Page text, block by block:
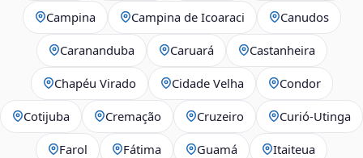
Campina Campina de Icoaraci Canudos
Carananduba Caruará Castanheira
Chapéu Virado Cidade Velha Condor
Cotijuba Cremação Cruzeiro Curió-Utinga
Farol Fátima Guamá Itaiteua